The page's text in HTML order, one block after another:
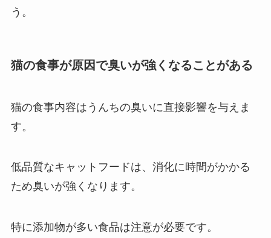
う。
猫の食事が原因で臭いが強くなることがある
猫の食事内容はうんちの臭いに直接影響を与えま
す。
低品質なキャットフードは、消化に時間がかかる
ため臭いが強くなります。
特に添加物が多い食品は注意が必要です。